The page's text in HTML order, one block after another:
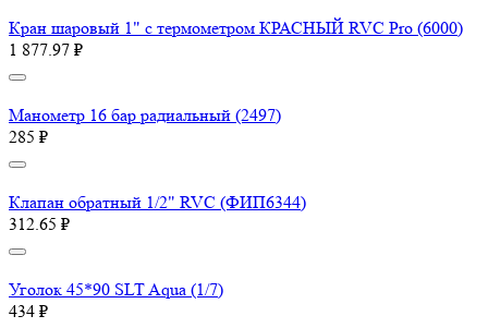
Кран шаровый 1" с термометром КРАСНЫЙ RVC Pro (6000)
1 877.97 ₽
Манометр 16 бар радиальный (2497)
285 ₽
Клапан обратный 1/2" RVC (ФИП6344)
312.65 ₽
Уголок 45*90 SLT Aqua (1/7)
434 ₽